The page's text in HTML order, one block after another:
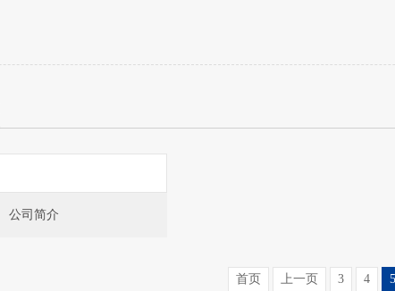
公司简介
首页 上一页 3 4 5